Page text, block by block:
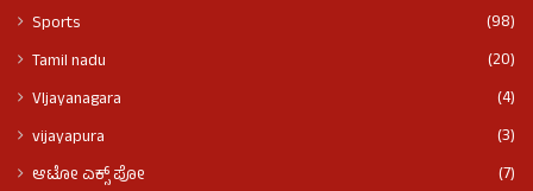
Sports
(98)
Tamil nadu
(20)
VIjayanagara
(4)
vijayapura
(3)
ಆಟೋ ಎಕ್ಸ್ ಪೋ
(7)